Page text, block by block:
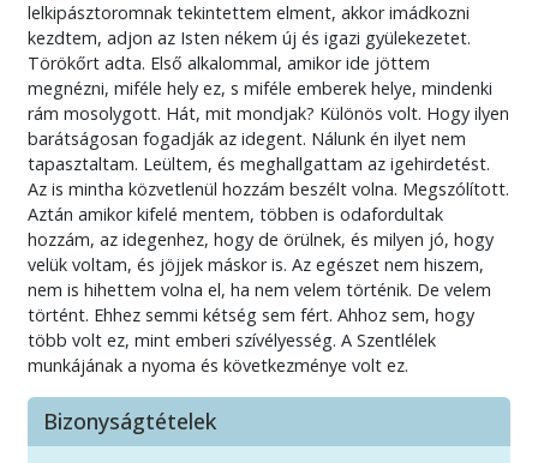
lelkipásztoromnak tekintettem elment, akkor imádkozni
kezdtem, adjon az Isten nékem új és igazi gyülekezetet.
Törökőrt adta. Első alkalommal, amikor ide jöttem
megnézni, miféle hely ez, s miféle emberek helye, mindenki
rám mosolygott. Hát, mit mondjak? Különös volt. Hogy ilyen
barátságosan fogadják az idegent. Nálunk én ilyet nem
tapasztaltam. Leültem, és meghallgattam az igehirdetést.
Az is mintha közvetlenül hozzám beszélt volna. Megszólított.
Aztán amikor kifelé mentem, többen is odafordultak
hozzám, az idegenhez, hogy de örülnek, és milyen jó, hogy
velük voltam, és jöjjek máskor is. Az egészet nem hiszem,
nem is hihettem volna el, ha nem velem történik. De velem
történt. Ehhez semmi kétség sem fért. Ahhoz sem, hogy
több volt ez, mint emberi szívélyesség. A Szentlélek
munkájának a nyoma és következménye volt ez.
Bizonyságtételek